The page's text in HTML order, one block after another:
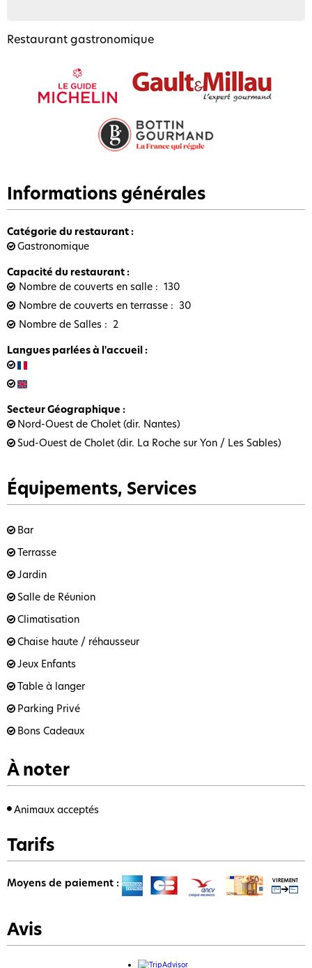
Restaurant gastronomique
Informations générales
Catégorie du restaurant :
Gastronomique
Capacité du restaurant :
Nombre de couverts en salle
130
Nombre de couverts en terrasse
30
Nombre de Salles
2
Langues parlées à l'accueil :
Secteur Géographique :
Nord-Ouest de Cholet (dir. Nantes)
Sud-Ouest de Cholet (dir. La Roche sur Yon / Les Sables)
Équipements, Services
Bar
Terrasse
Jardin
Salle de Réunion
Climatisation
Chaise haute / réhausseur
Jeux Enfants
Table à langer
Parking Privé
Bons Cadeaux
À noter
Animaux acceptés
Tarifs
Moyens de paiement :
Avis